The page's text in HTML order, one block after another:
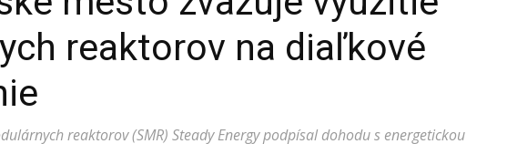
reaktorov na diaľkové
reaktorov (SMR) Steady Energy podpísal dohodu s energetickou